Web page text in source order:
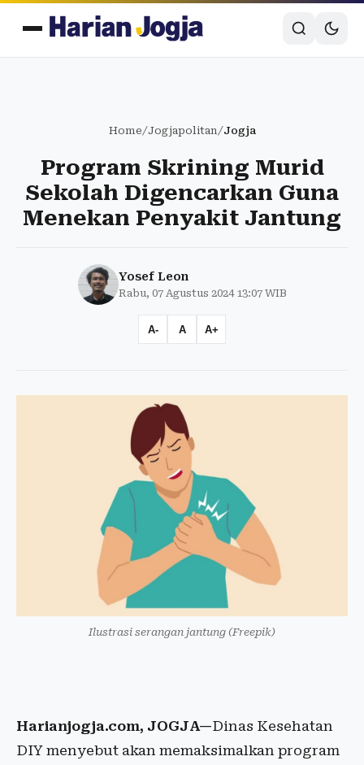
Home/Jogjapolitan/Jogja
Program Skrining Murid
Sekolah Digencarkan Guna
Menekan Penyakit Jantung
Yosef Leon
Rabu, 07 Agustus 2024 13:07 WIB
A- A A+
Ilustrasi serangan jantung (Freepik)
Harianjogja.com, JOGJA—Dinas Kesehatan
DIY menyebut akan memaksimalkan program